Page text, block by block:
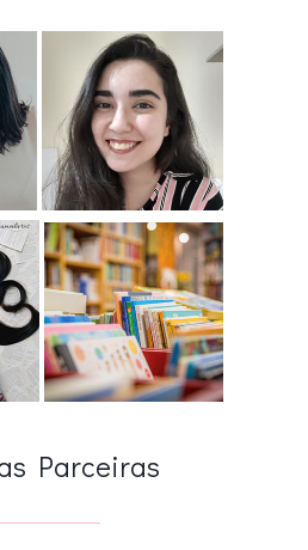
Parceiras